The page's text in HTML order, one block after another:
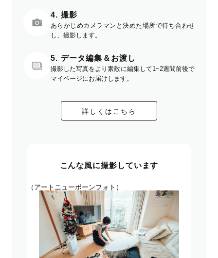
4. 撮影
あらかじめカメラマンと決めた場所で待ち合わせ
し、撮影します。
5. データ編集＆お渡し
撮影した写真をより素敵に編集して1~2週間前後で
マイページにお届けします。
詳しくはこちら
こんな風に撮影しています
（アートニューボーンフォト）